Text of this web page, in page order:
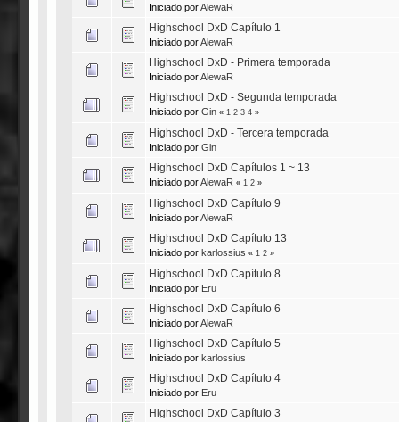
Iniciado porAlewaR
Highschool DxD Capítulo 1
Iniciado porAlewaR
Highschool DxD - Primera temporada
Iniciado porAlewaR
Highschool DxD - Segunda temporada
Iniciado por Gin « 1 2 3 4»
Highschool DxD - Tercera temporada
Iniciado por Gin
Highschool DxD Capítulos 1 ~ 13
Iniciado porAlewaR « 1 2»
Highschool DxD Capítulo 9
Iniciado porAlewaR
Highschool DxD Capítulo 13
Iniciado por karlossius « 1 2»
Highschool DxD Capítulo 8
Iniciado por Eru
Highschool DxD Capítulo 6
Iniciado porAlewaR
Highschool DxD Capítulo 5
Iniciado por karlossius
Highschool DxD Capítulo 4
Iniciado por Eru
Highschool DxD Capítulo 3